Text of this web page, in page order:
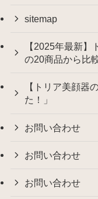
sitemap
【2025年最新
の20商品から比
【トリア美顔器
た！」
お問い合わせ
お問い合わせ
お問い合わせ